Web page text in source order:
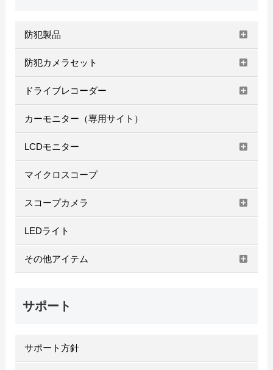
防犯製品
防犯カメラセット
ドライブレコーダー
カーモニター（専用サイト）
LCDモニター
マイクロスコープ
スコープカメラ
LEDライト
その他アイテム
サポート
サポート方針